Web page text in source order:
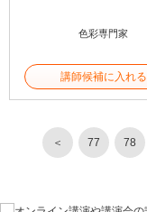
色彩専門家
講師候補に入れる
＜ 77 78